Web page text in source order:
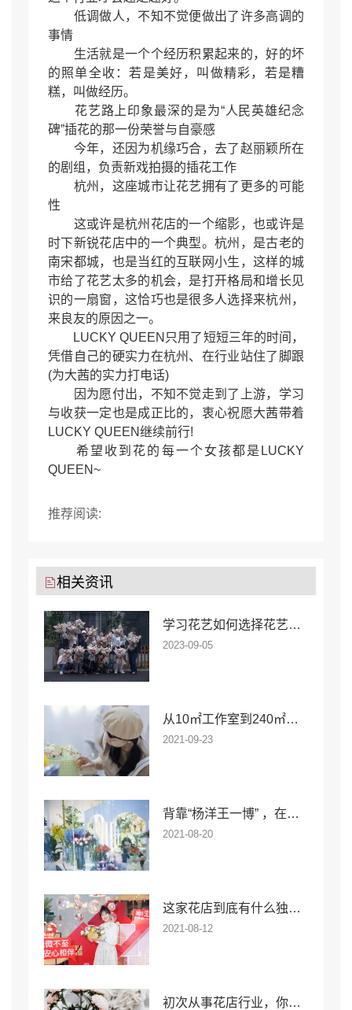
低调做人，不知不觉便做出了许多高调的
事情
生活就是一个个经历积累起来的，好的坏
的照单全收：若是美好，叫做精彩，若是糟
糕，叫做经历。
花艺路上印象最深的是为“人民英雄纪念
碑”插花的那一份荣誉与自豪感
今年，还因为机缘巧合，去了赵丽颖所在
的剧组，负责新戏拍摄的插花工作
杭州，这座城市让花艺拥有了更多的可能
性
这或许是杭州花店的一个缩影，也或许是
时下新锐花店中的一个典型。杭州，是古老的
南宋都城，也是当红的互联网小生，这样的城
市给了花艺太多的机会，是打开格局和增长见
识的一扇窗，这恰巧也是很多人选择来杭州，
来良友的原因之一。
LUCKY QUEEN只用了短短三年的时间，
凭借自己的硬实力在杭州、在行业站住了脚跟
(为大茜的实力打电话)
因为愿付出，不知不觉走到了上游，学习
与收获一定也是成正比的，衷心祝愿大茜带着
LUCKY QUEEN继续前行!
希望收到花的每一个女孩都是LUCKY
QUEEN~
推荐阅读:
相关资讯
学习花艺如何选择花艺培训学校
2023-09-05
从10㎡工作室到240㎡网红花店，「野生花艺师」的逆袭之路
2021-09-23
背靠“杨洋王一博” ，在嘈杂的娱乐氛围里还有花木深
2021-08-20
这家花店到底有什么独特魅力，连邓超都说很喜欢
2021-08-12
初次从事花店行业，你可以先做什么准备